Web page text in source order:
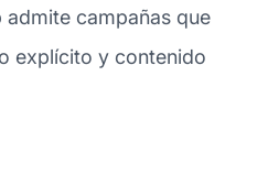
campañas que
explícito y contenido